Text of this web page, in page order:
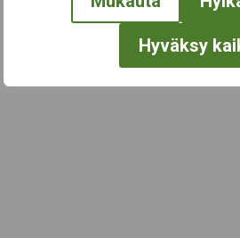
Hyväksy